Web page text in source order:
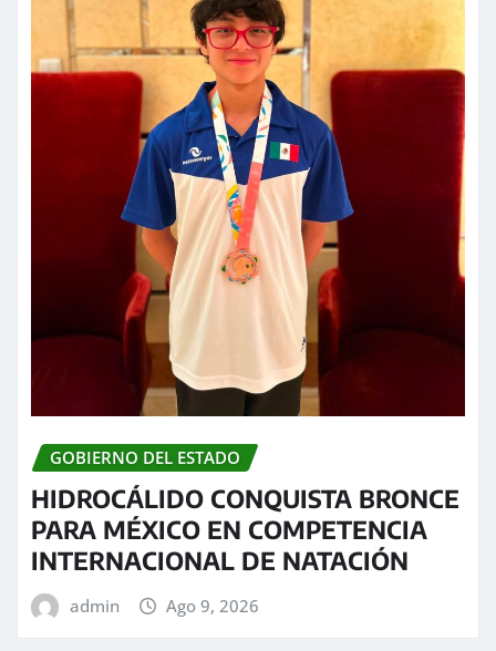
GOBIERNO DEL ESTADO
HIDROCÁLIDO CONQUISTA BRONCE
PARA MÉXICO EN COMPETENCIA
INTERNACIONAL DE NATACIÓN
admin Ago 9, 2026